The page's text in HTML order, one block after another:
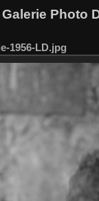
Galerie Photo
1956-LD.jpg